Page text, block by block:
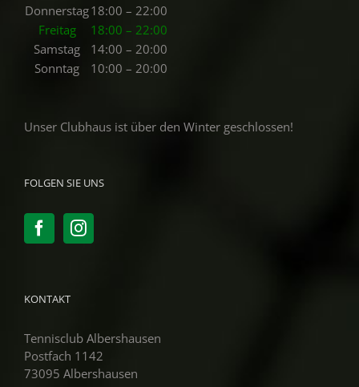
Donnerstag18:00 – 22:00
Freitag
18:00 – 22:00
Samstag
14:00 – 20:00
Sonntag
10:00 – 20:00
Unser Clubhaus ist über den Winter geschlossen!
FOLGEN SIE UNS
KONTAKT
Tennisclub Albershausen
Postfach 1142
73095 Albershausen